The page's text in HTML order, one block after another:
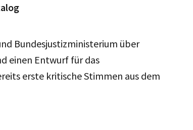
Bundesjustizministerium über
einen Entwurf für das
erste kritische Stimmen aus dem